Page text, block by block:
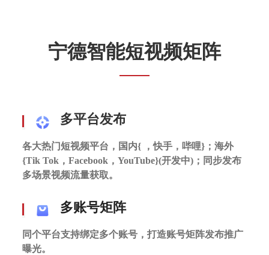
宁德智能短视频矩阵
多平台发布
各大热门短视频平台，国内{ ，快手，哔哩}；海外
{Tik Tok，Facebook，YouTube}(开发中)； 同步发布
多场景视频流量获取。
多账号矩阵
同个平台支持绑定多个账号，打造账号矩阵发布推广
曝光。